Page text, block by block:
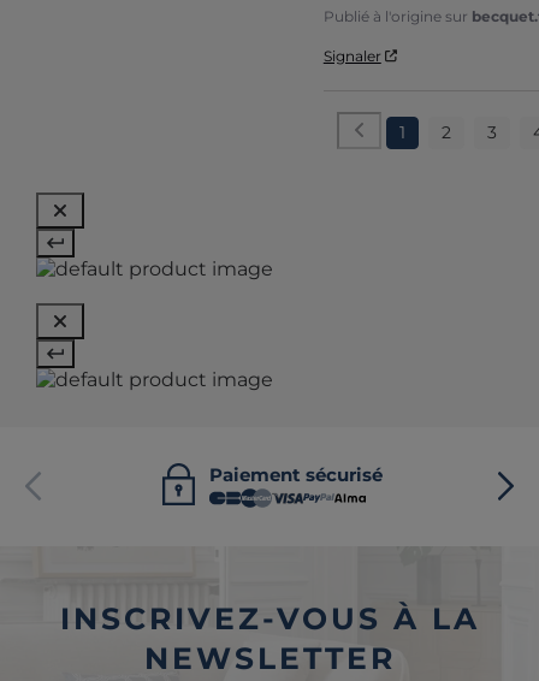
Publié à l'origine sur
Signaler
1 2 3
Paiement sécurisé
INSCRIVEZ-VOUS À LA
NEWSLETTER